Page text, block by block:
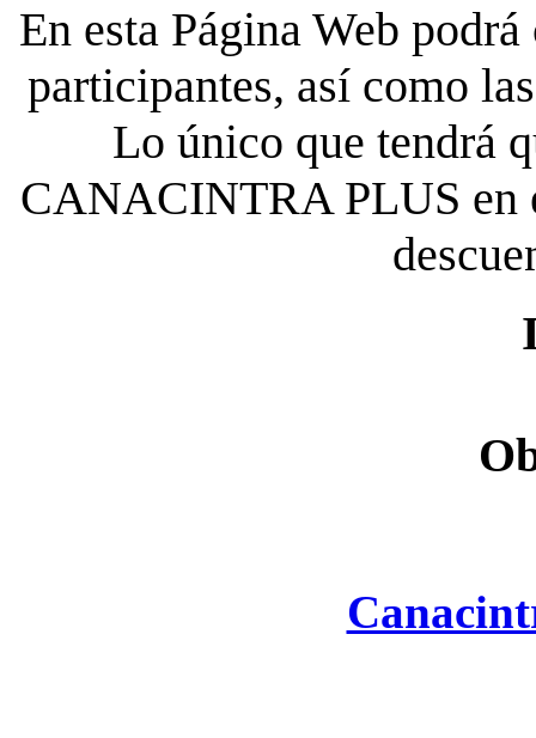
En esta Página Web
participantes, así como
Lo único que tendrá
CANACINTRA PLUS en